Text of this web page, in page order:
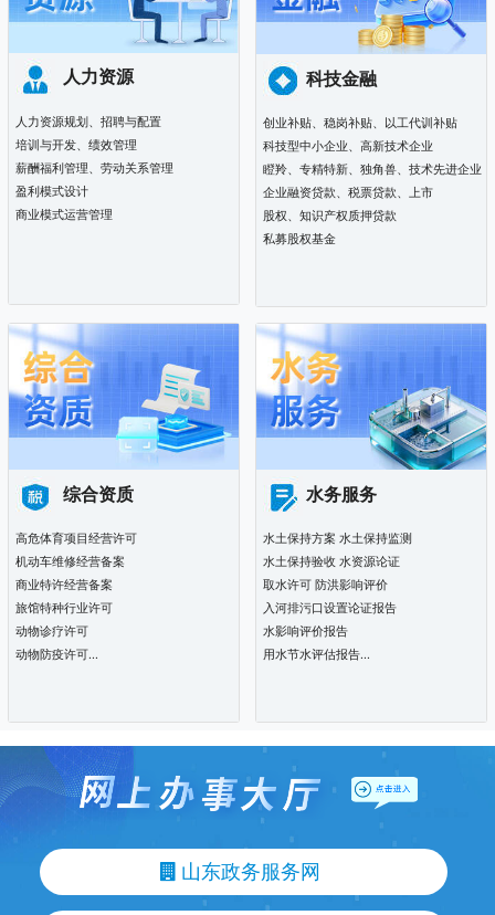
人力资源
人力资源规划、招聘与配置
培训与开发、绩效管理
薪酬福利管理、劳动关系管理
盈利模式设计
商业模式运营管理
科技金融
创业补贴、 稳岗补贴、
以工代训补贴
科技型中小企业、 高新技术企业
瞪羚、 专精特新、 独角兽、 技术先进企业
企业融资贷款、 税票贷款、 上市
股权、 知识产权质押贷款
私募股权基金
综合资质
高危体育项目经营许可
机动车维修经营备案
商业特许经营备案
旅馆特种行业许可
动物诊疗许可
动物防疫许可...
水务服务
水土保持方案 水土保持监测
水土保持验收 水资源论证
取水许可 防洪影响评价
入河排污口设置论证报告
水影响评价报告
用水节水评估报告...
山东政务服务网